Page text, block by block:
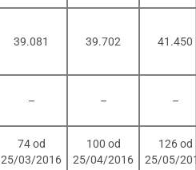
39.081 39.702 41.450
– – –
74 od
25/03/2016
100 od
25/04/2016
126 od
25/05/